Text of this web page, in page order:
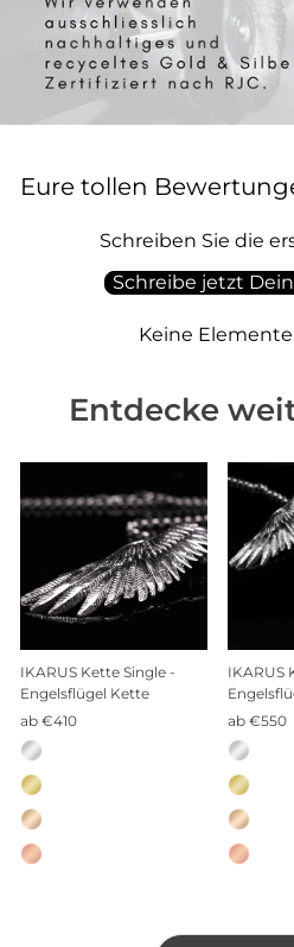
Eure tollen
Schreiben Sie die
Schreibe jetzt
Keine
Entdecke
IKARUS Kette Single -
Engelsflügel Kette
ab €410
Material
—
Silber
IKARUS
ab €550
—
Silber